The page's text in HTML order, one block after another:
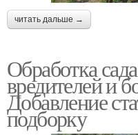
читать дальше →
Обработка
вредителей и
Добавление
подборку